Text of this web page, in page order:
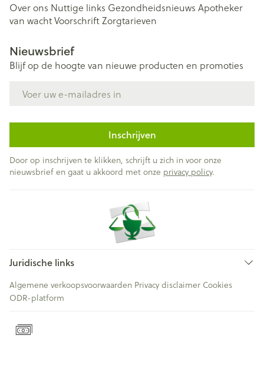
Over ons Nuttige links Gezondheidsnieuws Apotheker
van wachtVoorschriftZorgtarieven
Nieuwsbrief
Blijf op de hoogte van nieuwe producten en promoties
Inschrijven
Door op inschrijven te klikken, schrijft u zich in voor onze
nieuwsbrief en gaat u akkoord met onze privacy policy.
Juridische links
Algemene verkoopsvoorwaarden Privacy disclaimer Cookies
ODR-platform